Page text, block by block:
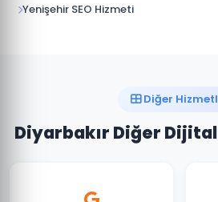
Yenişehir SEO Hizmeti
Diğer
Diyarbakır Diğer